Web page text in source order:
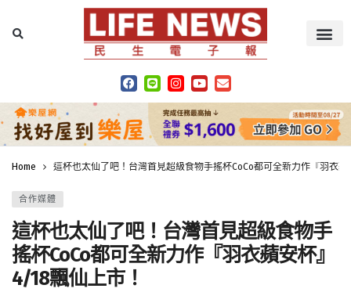
Home 這杯也太仙了吧！台灣首見超級食物手搖杯CoCo都可全新力作『羽衣
合作媒體
這杯也太仙了吧！台灣首見超級食物手
搖杯CoCo都可全新力作『羽衣蘋安杯』
4/18飄仙上市！